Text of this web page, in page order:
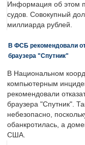
Информация об этом
судов. Совокупный
миллиарда рублей.
В ФСБ рекомендовали
браузера "Спутник"
В Национальном
компьютерным
рекомендовали
браузера "Спутник".
небезопасно,
обанкротилась, а
США.